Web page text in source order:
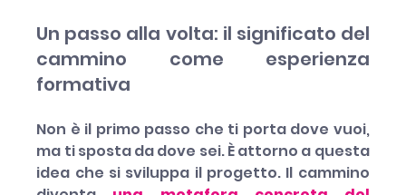
Un passo alla volta: il significato del
cammino come esperienza
formativa
Non è il primo passo che ti porta dove vuoi,
ma ti sposta da dove sei. È attorno a questa
idea che si sviluppa il progetto. Il cammino